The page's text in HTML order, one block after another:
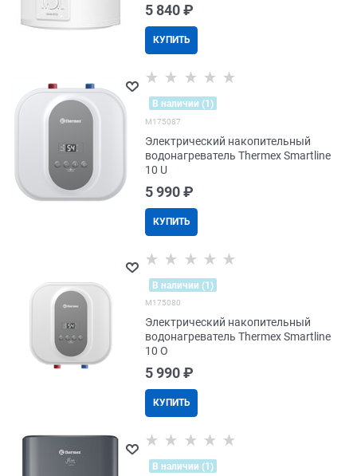
5 840 ₽
КУПИТЬ
В наличии (1)
M175087
Электрический накопительный
водонагреватель Thermex Smartline
10 U
5 990 ₽
КУПИТЬ
В наличии (1)
M175080
Электрический накопительный
водонагреватель Thermex Smartline
10 O
5 990 ₽
КУПИТЬ
В наличии (1)